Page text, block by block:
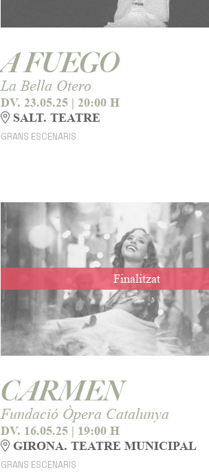
A FUEGO
La Bella Otero
DV. 23.05.25 |20:00 H
SALT. TEATRE
GRANS ESCENARIS
Finalitzat
CARMEN
Fundació Òpera Catalunya
DV. 16.05.25 | 19:00 H
GIRONA. TEATRE MUNICIPAL
GRANS ESCENARIS